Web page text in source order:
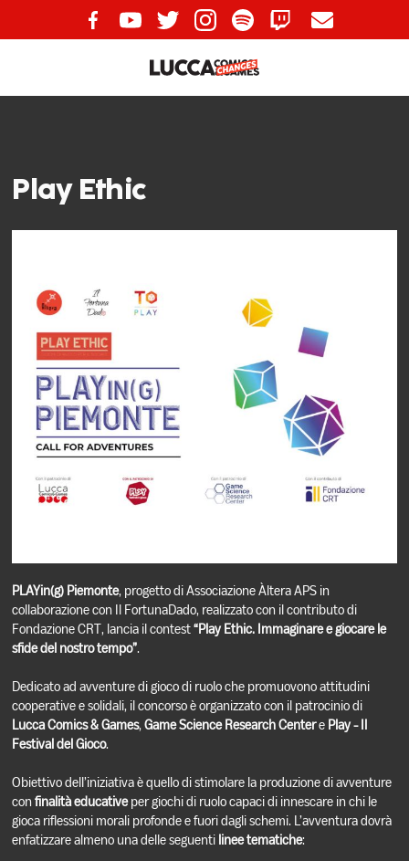
Play Ethic
PLAYin(g) Piemonte, progetto di Associazione Àltera APS in
collaborazione con Il FortunaDado, realizzato con il contributo di
Fondazione CRT, lancia il contest“Play Ethic. Immaginare e giocare le
sfide del nostro tempo”.
Dedicato ad avventure di gioco di ruolo che promuovono attitudini
cooperative e solidali, il concorso è organizzato con il patrocinio di
Lucca Comics & Games,Game Science Research Centere Play - Il
Festival del Gioco.
Obiettivo dell’iniziativa è quello di stimolare la produzione di avventure
confinalità educativeper giochi di ruolo capaci di innescare in chi le
gioca riflessioni morali profonde e fuori dagli schemi. L’avventura dovrà
enfatizzare almeno una delle seguenti linee tematiche: